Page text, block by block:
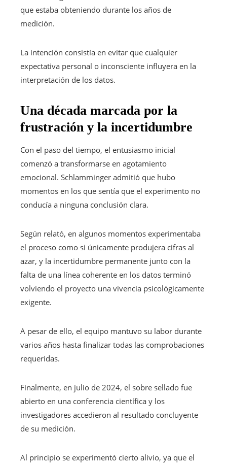
que estaba obteniendo durante los años de
medición.
La intención consistía en evitar que cualquier
expectativa personal o inconsciente influyera en la
interpretación de los datos.
Una década marcada por la
frustración y la incertidumbre
Con el paso del tiempo, el entusiasmo inicial
comenzó a transformarse en agotamiento
emocional. Schlamminger admitió que hubo
momentos en los que sentía que el experimento no
conducía a ninguna conclusión clara.
Según relató, en algunos momentos experimentaba
el proceso como si únicamente produjera cifras al
azar, y la incertidumbre permanente junto con la
falta de una línea coherente en los datos terminó
volviendo el proyecto una vivencia psicológicamente
exigente.
A pesar de ello, el equipo mantuvo su labor durante
varios años hasta finalizar todas las comprobaciones
requeridas.
Finalmente, en julio de 2024, el sobre sellado fue
abierto en una conferencia científica y los
investigadores accedieron al resultado concluyente
de su medición.
Al principio se experimentó cierto alivio, ya que el